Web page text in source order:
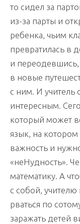
то сидел за
из-за парты и
ребенка, чьим
превратилась в
и
в новые
с ним. И учитель
интересным.
который может
язык, на
важность и
«неНудность».
математику. А
с собой, учителю
рваться по
заражать детей